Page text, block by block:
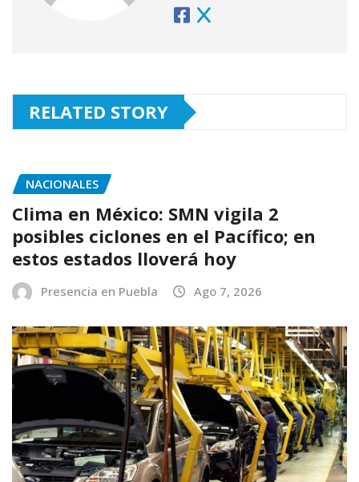
RELATED STORY
NACIONALES
Clima en México: SMN vigila 2
posibles ciclones en el Pacífico; en
estos estados lloverá hoy
Presencia en Puebla Ago 7, 2026